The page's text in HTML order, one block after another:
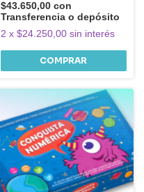
discriminación
fonémica.)
$43.650,00 con
Transferencia o depósito
2 x $24.250,00 sin interés